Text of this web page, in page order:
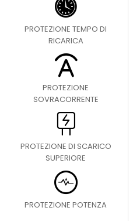
PROTEZIONE TEMPO DI
RICARICA
PROTEZIONE
SOVRACORRENTE
PROTEZIONE DI SCARICO
SUPERIORE
PROTEZIONE POTENZA